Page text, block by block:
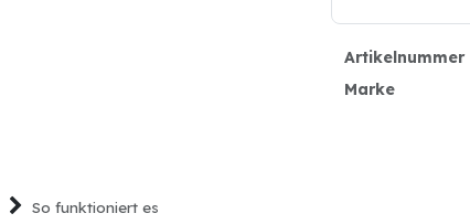
Artikelnummer
Marke
So funktioniert es